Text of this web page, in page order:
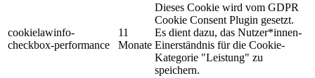
cookielawinfo-
checkbox-performance
11
Monate
Dieses Cookie wird vom GDPR
Cookie Consent Plugin gesetzt.
Es dient dazu, das Nutzer*innen-
Einerständnis für die Cookie-
Kategorie "Leistung" zu
speichern.